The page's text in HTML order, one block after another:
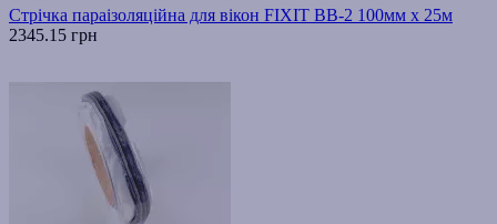
Стрічка параізоляційна для вікон FIXIT ВВ-2 100мм х 25м
2345.15 грн